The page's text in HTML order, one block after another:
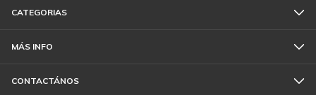
CATEGORIAS
MÁS INFO
CONTACTÁNOS